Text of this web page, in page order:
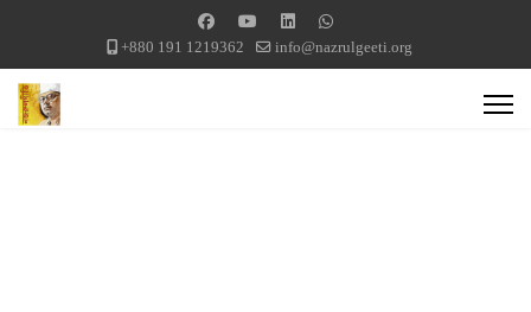
+880 191 1219362 info@nazrulgeeti.org